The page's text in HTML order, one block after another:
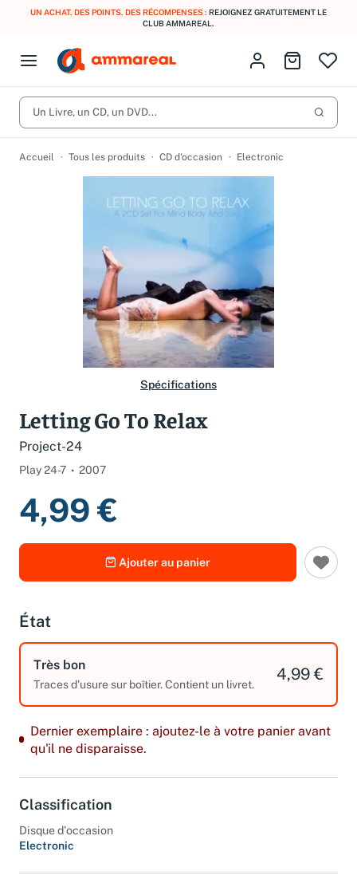
UN ACHAT, DES POINTS, DES RÉCOMPENSES : REJOIGNEZ GRATUITEMENT LE
CLUB AMMAREAL.
Open menu
Fermer le menu
CD d'occasion
Vinyles d'occasion
Meilleures ventes
Nos engagements
Produits Catégories
Vous n'avez pas trouvé l'article que vous cherchiez ?
Activez les notifications dans votre compte pour être alerté dès
qu'il est en stock.
Créer une alerte
Identifiez-vous
Aller au
Un Livre, un CD, un DVD...
Accueil Tous les produits CD d'occasion Electronic
Spécifications
Letting Go To Relax
Project-24
Play 24-7 2007
4,99 €
Ajouter au panier
État
Très bon
Traces d'usure sur boîtier. Contient un livret.
4,99 €
Dernier exemplaire : ajoutez-le à votre panier avant
qu'il ne disparaisse.
Classification
Disque d'occasion
Electronic